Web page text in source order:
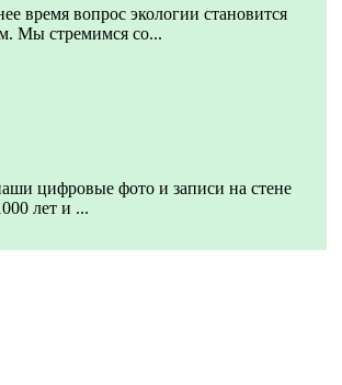
время вопрос экологии становится
Мы стремимся со...
цифровые фото и записи на стене
лет и ...